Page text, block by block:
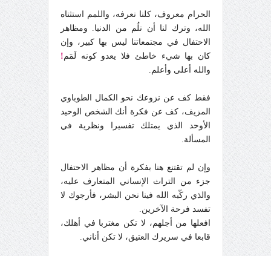
الحرام معروف، كلنا نعرفه، واللمم استثناه
الله، وترك لنا أن نلُم من الدنيا. ومظاهر
الاحتفال في مجتمعاتنا ليس بها كبير، وإن
كان بها شيء خاطئ فلا يعدو كونه لَمَم!
والله أعلى وأعلم.
فقط كف عن نزوعك نحو الكمال الطوباوي
المزيف، كف عن فكرة أنك الشخص الوحيد
الأوحد الذي يمتلك تفسيرا ونظرية في
المسألة.
وإن لم تقتنع هنا بفكرة أن مظاهر الاحتفال
جزء من التراث الإنساني المتعارف عليه،
والذي ركّبه الله فينا نحن البشر، فأرجوك لا
تفسد فرحة الآخرين.
افعلها من أجلهم، لا تكن مغتربا في أهلك،
قابعا في سريرك العتيق، لا تكن أناني.